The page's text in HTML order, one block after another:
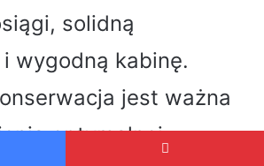
solidną
i wygodną kabinę.
jest ważna
optymalnej